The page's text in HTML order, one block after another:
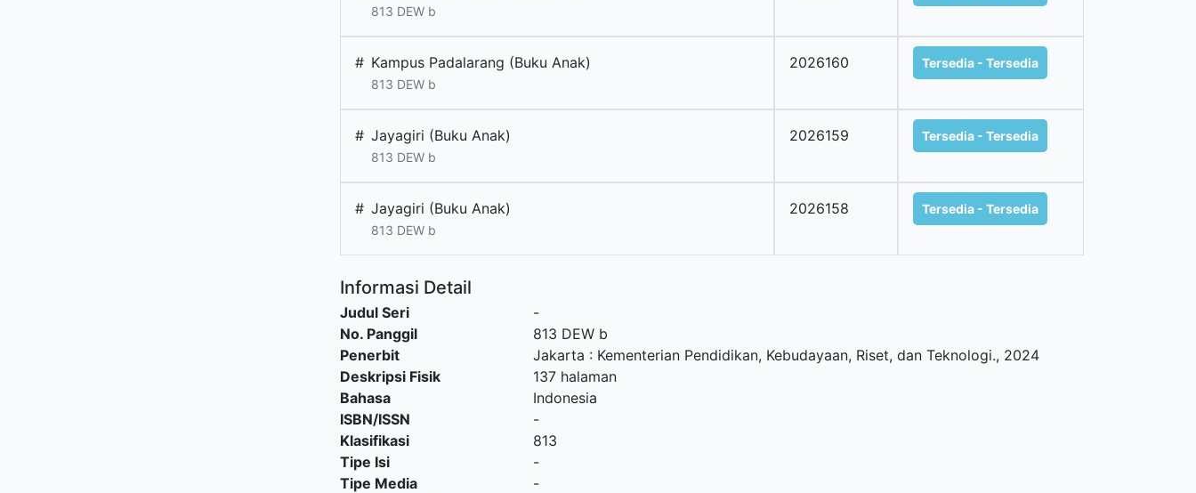
813 DEW b
# Kampus Padalarang (Buku Anak)
813 DEW b
2026160 Tersedia - Tersedia
# Jayagiri (Buku Anak)
813 DEW b
2026159 Tersedia - Tersedia
# Jayagiri (Buku Anak)
813 DEW b
2026158 Tersedia - Tersedia
Informasi Detail
Judul Seri
-
No. Panggil
813 DEW b
Penerbit
Jakarta : Kementerian Pendidikan, Kebudayaan, Riset, dan Teknologi., 2024
Deskripsi Fisik
137 halaman
Bahasa
Indonesia
ISBN/ISSN
-
Klasifikasi
813
Tipe Isi
-
Tipe Media
-